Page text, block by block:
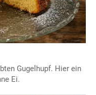
Gugelhupf. Hier ein
Ei.